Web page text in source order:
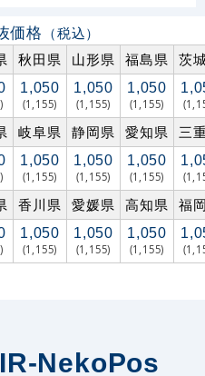
価格 （税込）
秋田県 山形県 福島県 茨
1,050
(1,155)
1,050
(1,155)
1,050
(1,155)
岐阜県 静岡県 愛知県 三
1,050
(1,155)
1,050
(1,155)
1,050
(1,155)
香川県 愛媛県 高知県 福
1,050
(1,155)
1,050
(1,155)
1,050
(1,155)
NekoPos